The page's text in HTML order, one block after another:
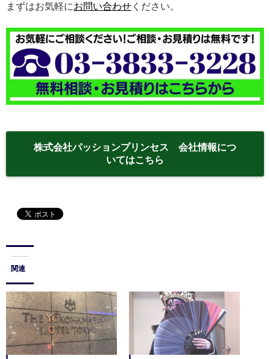
まずはお気軽にお問い合わせ ください。
株式会社パッションプリンセス 会社情報につ
いてはこちら
関連